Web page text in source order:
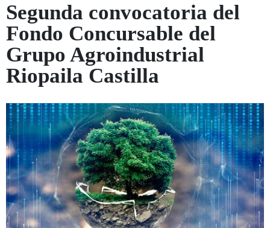
Segunda convocatoria del
Fondo Concursable del
Grupo Agroindustrial
Riopaila Castilla